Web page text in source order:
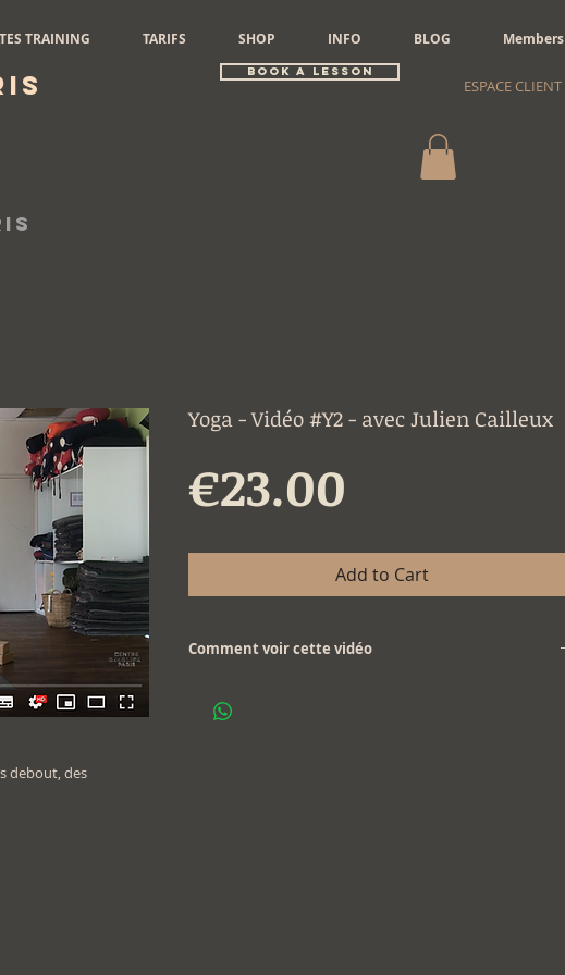
TRAINING TARIFS SHOP INFO BLOG Members
book a lesson
ESPACE CLIENT
debout, des
Yoga - Vidéo #Y2 - avec Julien Cailleux
€23.00
Add to Cart
Comment voir cette vidéo
fichier .pdf que vous avez reçu.